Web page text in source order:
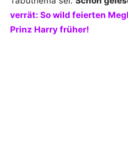
verrät: So wild feierten
Prinz Harry früher!